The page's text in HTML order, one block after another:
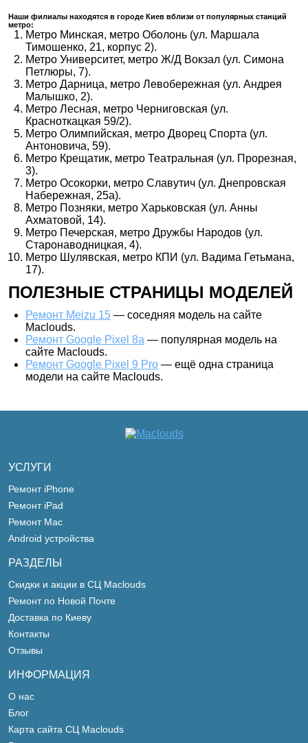
Наши филиалы находятся в городе Киев вблизи от популярных станций
метро:
Метро Минская, метро Оболонь (ул. Маршала
Тимошенко, 21, корпус 2).
Метро Университет, метро Ж/Д Вокзал (ул. Симона
Петлюры, 7).
Метро Дарница, метро Левобережная (ул. Андрея
Малышко, 2).
Метро Лесная, метро Черниговская (ул.
Красноткацкая 59/2).
Метро Олимпийская, метро Дворец Спорта (ул.
Антоновича, 59).
Метро Крещатик, метро Театральная (ул. Прорезная,
3).
Метро Осокорки, метро Славутич (ул. Днепровская
Набережная, 25а).
Метро Позняки, метро Харьковская (ул. Анны
Ахматовой, 14).
Метро Печерская, метро Дружбы Народов (ул.
Старонаводницкая, 4).
Метро Шулявская, метро КПИ (ул. Вадима Гетьмана,
17).
ПОЛЕЗНЫЕ СТРАНИЦЫ МОДЕЛЕЙ
Ремонт Meizu 15 — соседняя модель на сайте
Maclouds.
Ремонт Google Pixel 8a — популярная модель на
сайте Maclouds.
Ремонт Google Pixel 9 Pro — ещё одна страница
модели на сайте Maclouds.
УСЛУГИ
Ремонт iPhone
Ремонт iPad
Ремонт Mac
Android устройства
РАЗДЕЛЫ
Скидки и акции в СЦ Maclouds
Ремонт по Новой Почте
Доставка по Киеву
Контакты
Отзывы
ИНФОРМАЦИЯ
О нас
Блог
Карта сайта СЦ Maclouds